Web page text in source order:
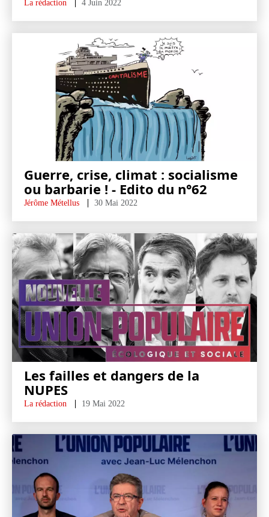
La rédaction 4 Juin 2022
Guerre, crise, climat : socialisme
ou barbarie ! - Edito du n°62
Jérôme Métellus 30 Mai 2022
Les failles et dangers de la
NUPES
La rédaction 19 Mai 2022